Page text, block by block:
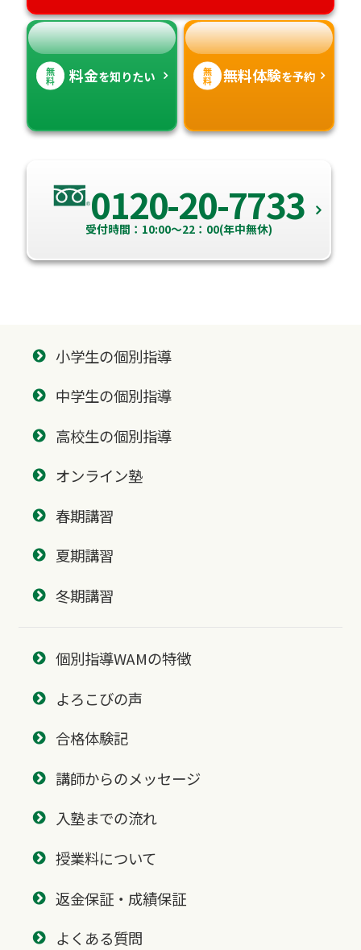
高知県
沖縄県
無
料 料金を知りたい 無
料 無料体験を予約
0120-20-7733
受付時間：10:00～22：00(年中無休)
小学生の個別指導
中学生の個別指導
高校生の個別指導
オンライン塾
春期講習
夏期講習
冬期講習
個別指導WAMの特徴
よろこびの声
合格体験記
講師からのメッセージ
入塾までの流れ
授業料について
返金保証・成績保証
よくある質問